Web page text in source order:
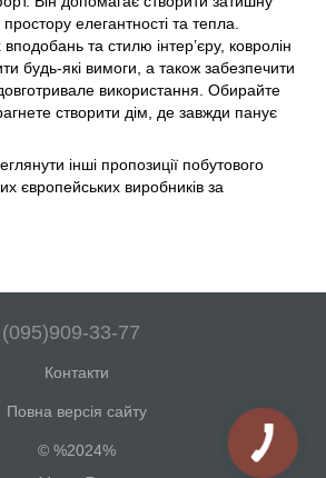
елегантності та тепла.
та стилю інтер’єру, ковролін
будь-які вимоги, а також забезпечити
довготривале використання. Обирайте
створити дім, де завжди панує
інші пропозиції побутового
європейських виробників за
(095)909-33-77
Контакти
Повна версія сайту
© %2024%